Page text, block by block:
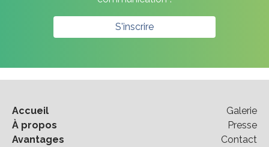
S'inscrire
Accueil
À propos
Avantages
Galerie
Presse
Contact